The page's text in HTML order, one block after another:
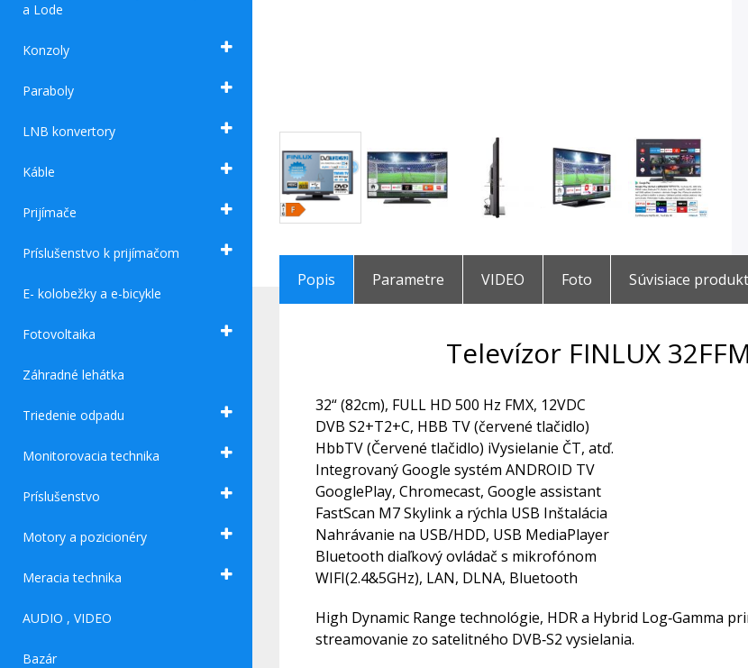
a Lode
Konzoly
Paraboly
LNB konvertory
Káble
Prijímače
Príslušenstvo k prijímačom
E- kolobežky a e-bicykle
Fotovoltaika
Záhradné lehátka
Triedenie odpadu
Monitorovacia technika
Príslušenstvo
Motory a pozicionéry
Meracia technika
AUDIO , VIDEO
Bazár
Popis Parametre VIDEO Foto Súvisiace
Televízor FINLUX
32“ (82cm), FULL HD 500 Hz FMX, 12VDC
DVB S2+T2+C, HBB TV (červené tlačidlo)
HbbTV (Červené tlačidlo) iVysielanie ČT, atď.
Integrovaný Google systém ANDROID TV
GooglePlay, Chromecast, Google assistant
FastScan M7 Skylink a rýchla USB Inštalácia
Nahrávanie na USB/HDD, USB MediaPlayer
Bluetooth diaľkový ovládač s mikrofónom
WIFI(2.4&5GHz), LAN, DLNA, Bluetooth
High Dynamic Range technológie, HDR a Hybrid Log‐Gamma
streamovanie zo satelitného DVB‐S2 vysielania.